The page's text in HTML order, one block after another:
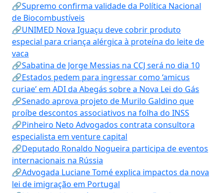
🔗Supremo confirma validade da Política Nacional
de Biocombustíveis
🔗UNIMED Nova Iguaçu deve cobrir produto
especial para criança alérgica à proteína do leite de
vaca
🔗Sabatina de Jorge Messias na CCJ será no dia 10
🔗Estados pedem para ingressar como ‘amicus
curiae’ em ADI da Abegás sobre a Nova Lei do Gás
🔗Senado aprova projeto de Murilo Galdino que
proíbe descontos associativos na folha do INSS
🔗Pinheiro Neto Advogados contrata consultora
especialista em venture capital
🔗Deputado Ronaldo Nogueira participa de eventos
internacionais na Rússia
🔗Advogada Luciane Tomé explica impactos da nova
lei de imigração em Portugal